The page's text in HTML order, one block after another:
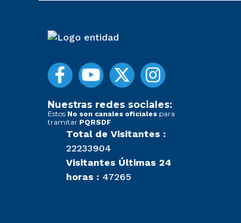
Nuestras redes sociales:
Estos No son canales oficiales para
tramitar PQRSDF
Total de Visitantes :
22233904
Visitantes Últimas 24
horas : 47265